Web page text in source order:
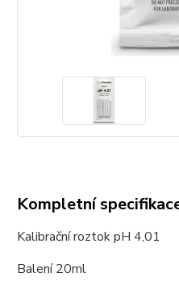
Kompletní
Kalibrační roztok pH 4,01
Balení 20ml